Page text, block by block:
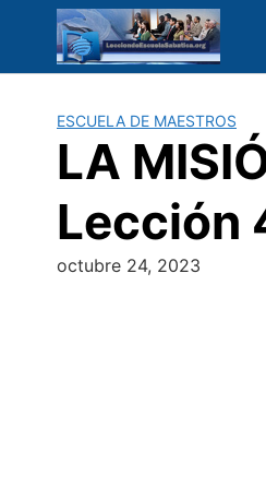
contenido
ESCUELA DE MAESTROS
LA
Lección
octubre 24, 2023